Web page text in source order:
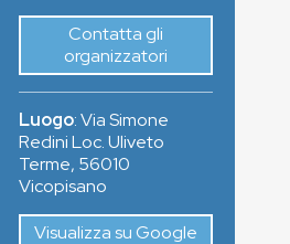
Contatta gli
organizzatori
Luogo:Via Simone
Redini Loc. Uliveto
Terme, 56010
Vicopisano
Visualizza su Google